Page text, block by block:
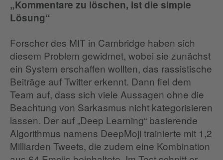
„Kommentare zu löschen, ist die simple
Lösung“
Forscher des MIT in Cambridge haben sich
diesem Problem gewidmet, wobei sie zunächst
ein System erschaffen wollten, das rassistische
Beiträge auf Twitter erkennt. Dann fiel dem
Team auf, dass sich viele Aussagen ohne die
Beachtung von Sarkasmus nicht kategorisieren
lassen. Der auf „Deep Learning“ basierende
Algorithmus namens DeepMoji trainierte mit 1,2
Milliarden Tweets, die zudem eine Kombination